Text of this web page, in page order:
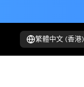
繁體中文 (香港)